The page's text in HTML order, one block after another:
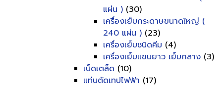
แผ่น ) (30)
เครื่องเย็บกระดาษขนาดใหญ่ (
240 แผ่น ) (23)
เครื่องเย็บชนิดคีม (4)
เครื่องเย็บแขนยาว เย็บกลาง (3)
เบ็ดเตล็ด (10)
แท่นตัดเทปไฟฟ้า (17)